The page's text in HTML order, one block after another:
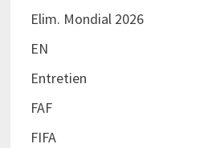
Elim. Mondial 2026
EN
Entretien
FAF
FIFA